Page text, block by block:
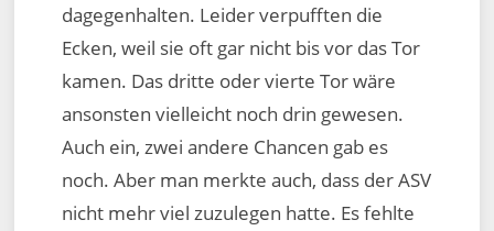
dagegenhalten. Leider verpufften die
Ecken, weil sie oft gar nicht bis vor das Tor
kamen. Das dritte oder vierte Tor wäre
ansonsten vielleicht noch drin gewesen.
Auch ein, zwei andere Chancen gab es
noch. Aber man merkte auch, dass der ASV
nicht mehr viel zuzulegen hatte. Es fehlte